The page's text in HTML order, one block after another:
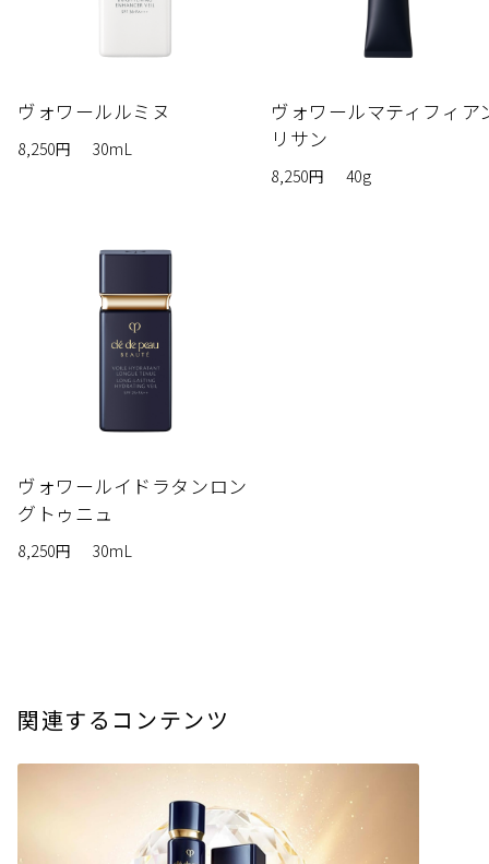
ヴォワールルミヌ
8,250円 30mL
ヴォワールマティフィア
リサン
8,250円 40g
ヴォワールイドラタンロン
グトゥニュ
8,250円 30mL
関連するコンテンツ